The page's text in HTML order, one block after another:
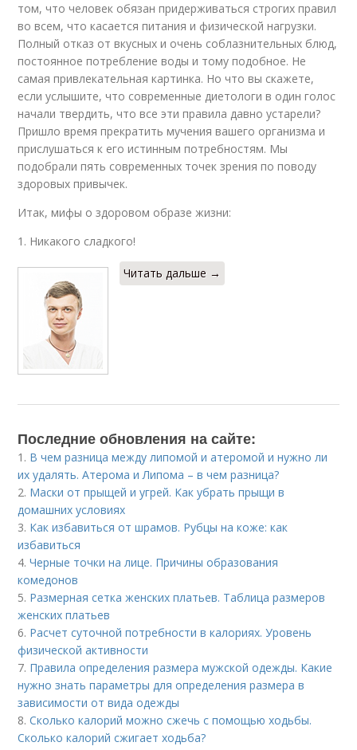
том, что человек обязан придерживаться строгих правил
во всем, что касается питания и физической нагрузки.
Полный отказ от вкусных и очень соблазнительных блюд,
постоянное потребление воды и тому подобное. Не
самая привлекательная картинка. Но что вы скажете,
если услышите, что современные диетологи в один голос
начали твердить, что все эти правила давно устарели?
Пришло время прекратить мучения вашего организма и
прислушаться к его истинным потребностям. Мы
подобрали пять современных точек зрения по поводу
здоровых привычек.
Итак, мифы о здоровом образе жизни:
1. Никакого сладкого!
Читать дальше →
Последние обновления на сайте:
1. В чем разница между липомой и атеромой и нужно ли
их удалять. Атерома и Липома – в чем разница?
2. Маски от прыщей и угрей. Как убрать прыщи в
домашних условиях
3. Как избавиться от шрамов. Рубцы на коже: как
избавиться
4.Черные точки на лице. Причины образования
комедонов
5. Размерная сетка женских платьев. Таблица размеров
женских платьев
6. Расчет суточной потребности в калориях. Уровень
физической активности
7. Правила определения размера мужской одежды. Какие
нужно знать параметры для определения размера в
зависимости от вида одежды
8.Сколько калорий можно сжечь с помощью ходьбы.
Сколько калорий сжигает ходьба?